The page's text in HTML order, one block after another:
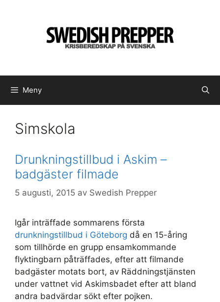
Meny
Simskola
Drunkningstillbud i Askim –
badgäster filmade
5 augusti, 2015 av Swedish Prepper
Igår inträffade sommarens första
drunkningstillbud i Göteborg då en 15-åring
som tillhörde en grupp ensamkommande
flyktingbarn påträffades, efter att filmande
badgäster motats bort, av Räddningstjänsten
under vattnet vid Askimsbadet efter att bland
andra badvärdar sökt efter pojken.